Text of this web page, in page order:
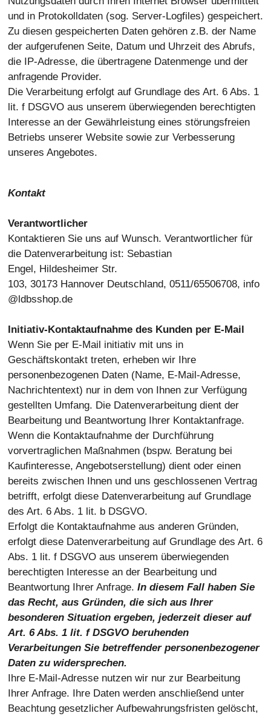
und in Protokolldaten (sog. Server-Logfiles) gespeichert.
Zu diesen gespeicherten Daten gehören z.B. der Name
der aufgerufenen Seite, Datum und Uhrzeit des Abrufs,
die IP-Adresse, die übertragene Datenmenge und der
anfragende Provider.
Die Verarbeitung erfolgt auf Grundlage des Art. 6 Abs. 1
lit. f DSGVO aus unserem überwiegenden berechtigten
Interesse an der Gewährleistung eines störungsfreien
Betriebs unserer Website sowie zur Verbesserung
unseres Angebotes.
Kontakt
Verantwortlicher
Kontaktieren Sie uns auf Wunsch. Verantwortlicher für
die Datenverarbeitung ist: Sebastian
Engel, Hildesheimer Str.
103, 30173 Hannover Deutschland, 0511/65506708, info
@ldbsshop.de
Initiativ-Kontaktaufnahme des Kunden per E-Mail
Wenn Sie per E-Mail initiativ mit uns in
Geschäftskontakt treten, erheben wir Ihre
personenbezogenen Daten (Name, E-Mail-Adresse,
Nachrichtentext) nur in dem von Ihnen zur Verfügung
gestellten Umfang. Die Datenverarbeitung dient der
Bearbeitung und Beantwortung Ihrer Kontaktanfrage.
Wenn die Kontaktaufnahme der Durchführung
vorvertraglichen Maßnahmen (bspw. Beratung bei
Kaufinteresse, Angebotserstellung) dient oder einen
bereits zwischen Ihnen und uns geschlossenen Vertrag
betrifft, erfolgt diese Datenverarbeitung auf Grundlage
des Art. 6 Abs. 1 lit. b DSGVO.
Erfolgt die Kontaktaufnahme aus anderen Gründen,
erfolgt diese Datenverarbeitung auf Grundlage des Art. 6
Abs. 1 lit. f DSGVO aus unserem überwiegenden
berechtigten Interesse an der Bearbeitung und
Beantwortung Ihrer Anfrage. In diesem Fall haben Sie
das Recht, aus Gründen, die sich aus Ihrer
besonderen Situation ergeben, jederzeit dieser auf
Art. 6 Abs. 1 lit. f DSGVO beruhenden
Verarbeitungen Sie betreffender personenbezogener
Daten zu widersprechen.
Ihre E-Mail-Adresse nutzen wir nur zur Bearbeitung
Ihrer Anfrage. Ihre Daten werden anschließend unter
Beachtung gesetzlicher Aufbewahrungsfristen gelöscht,